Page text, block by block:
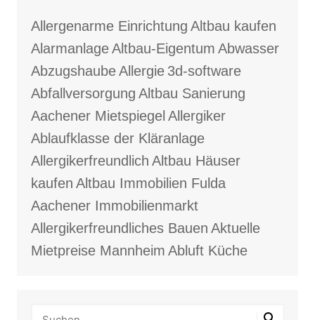
Allergenarme Einrichtung Altbau kaufen
AlarmanlageAltbau-Eigentum Abwasser
AbzugshaubeAllergie 3d-software
Abfallversorgung Altbau Sanierung
Aachener Mietspiegel Allergiker
Ablaufklasse der Kläranlage
Allergikerfreundlich Altbau Häuser
kaufen Altbau Immobilien Fulda
Aachener Immobilienmarkt
Allergikerfreundliches Bauen Aktuelle
Mietpreise Mannheim Abluft Küche